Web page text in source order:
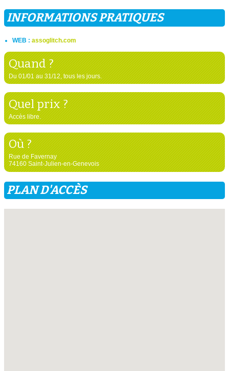
INFORMATIONS PRATIQUES
WEB : assoglitch.com
Quand ?
Du 01/01 au 31/12, tous les jours.
Quel prix ?
Accès libre.
Où ?
Rue de Favernay
74160 Saint-Julien-en-Genevois
PLAN D'ACCÈS